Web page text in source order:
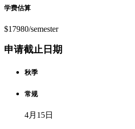
学费估算
$17980/semester
申请截止日期
秋季
常规
4月15日